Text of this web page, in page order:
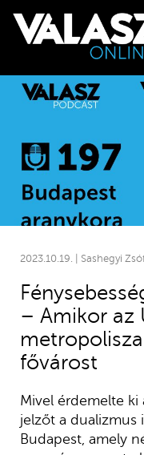
2023.10.19. | Sashegyi
– Amikor az
fővárost
Mivel érdemelte ki
jelzőt a dualizmus
Budapest, amely